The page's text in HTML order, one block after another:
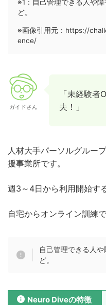
※1：自己管理できる人や
ど。
※画像引用元：https://
ence/
ガイドさん
「未経験者
夫！」
人材大手パーソルグルー
援事業所です。
週3～4日から利用開始す
自宅からオンライン訓練
自己管理できる人
ど。
Neuro Diveの特徴